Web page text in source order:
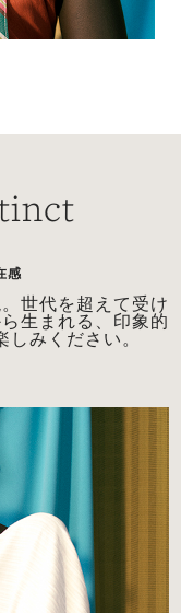
感
世代を超えて受け
生まれる、印象的
みください。